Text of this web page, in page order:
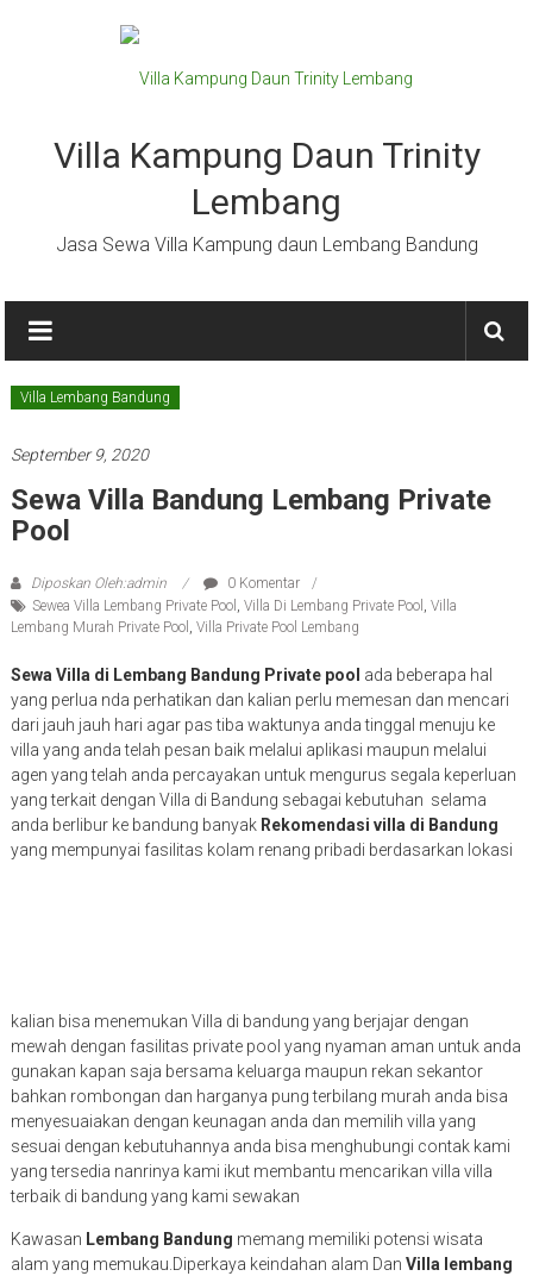
Villa Kampung Daun Trinity
Lembang
Jasa Sewa Villa Kampung daun Lembang Bandung
Villa Lembang Bandung
September 9, 2020
Sewa Villa Bandung Lembang Private
Pool
Diposkan Oleh:admin
0 Komentar
Sewea Villa Lembang Private Pool , Villa Di Lembang Private Pool , Villa
Lembang Murah Private Pool , Villa Private Pool Lembang
Sewa Villa di Lembang Bandung Private pool ada beberapa hal
yang perlua nda perhatikan dan kalian perlu memesan dan mencari
dari jauh jauh hari agar pas tiba waktunya anda tinggal menuju ke
villa yang anda telah pesan baik melalui aplikasi maupun melalui
agen yang telah anda percayakan untuk mengurus segala keperluan
yang terkait dengan Villa di Bandung sebagai kebutuhan selama
anda berlibur ke bandung banyak Rekomendasi villa di Bandung
yang mempunyai fasilitas kolam renang pribadi berdasarkan lokasi
kalian bisa menemukan Villa di bandung yang berjajar dengan
mewah dengan fasilitas private pool yang nyaman aman untuk anda
gunakan kapan saja bersama keluarga maupun rekan sekantor
bahkan rombongan dan harganya pung terbilang murah anda bisa
menyesuaiakan dengan keunagan anda dan memilih villa yang
sesuai dengan kebutuhannya anda bisa menghubungi contak kami
yang tersedia nanrinya kami ikut membantu mencarikan villa villa
terbaik di bandung yang kami sewakan
Kawasan Lembang Bandung memang memiliki potensi wisata
alam yang memukau.Diperkaya keindahan alam Dan Villa lembang